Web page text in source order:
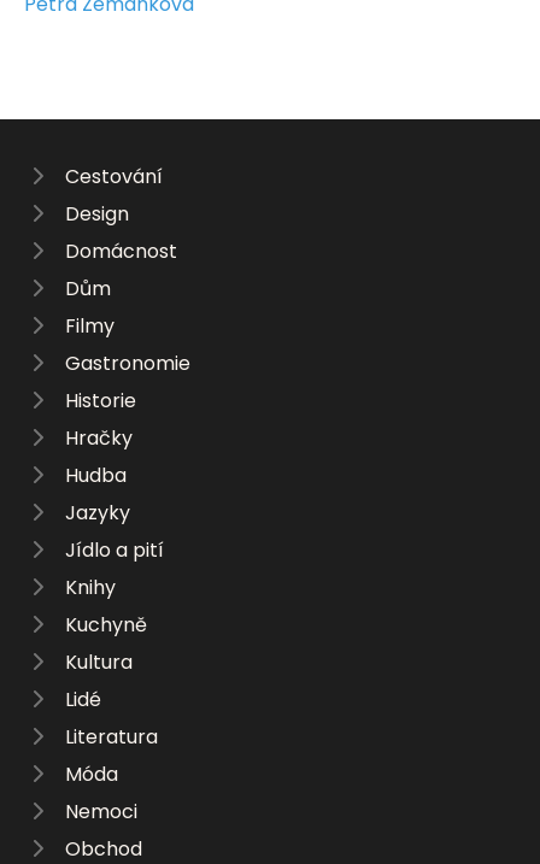
Cestování
Design
Domácnost
Dům
Filmy
Gastronomie
Historie
Hračky
Hudba
Jazyky
Jídlo a pití
Knihy
Kuchyně
Kultura
Lidé
Literatura
Móda
Nemoci
Obchod